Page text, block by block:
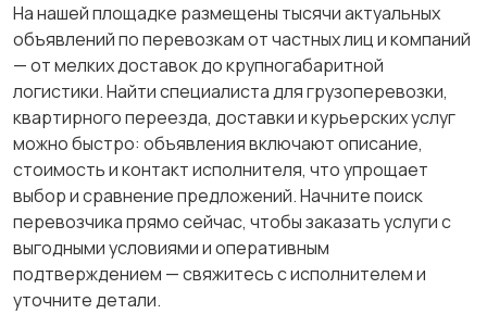
На нашей площадке размещены тысячи актуальных
объявлений по перевозкам от частных лиц и компаний
— от мелких доставок до крупногабаритной
логистики. Найти специалиста для грузоперевозки,
квартирного переезда, доставки и курьерских услуг
можно быстро: объявления включают описание,
стоимость и контакт исполнителя, что упрощает
выбор и сравнение предложений. Начните поиск
перевозчика прямо сейчас, чтобы заказать услуги с
выгодными условиями и оперативным
подтверждением — свяжитесь с исполнителем и
уточните детали.